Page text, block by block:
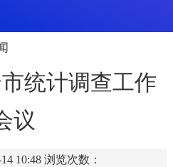
统计调查工作
议
10:48 浏览次数：